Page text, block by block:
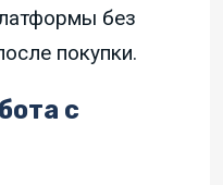
без
покупки.
с